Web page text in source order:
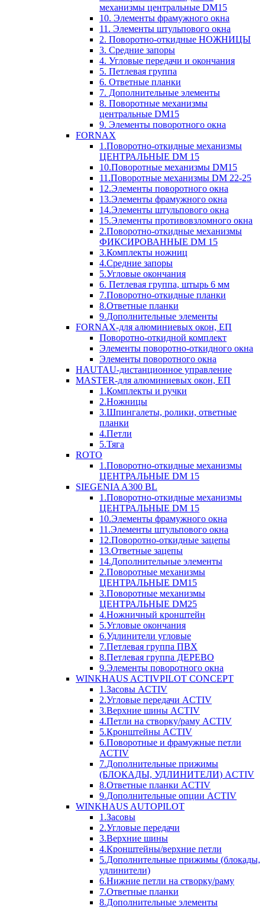
механизмы центральные DM15
10. Элементы фрамужного окна
11. Элементы штульпового окна
2. Поворотно-откидные НОЖНИЦЫ
3. Средние запоры
4. Угловые передачи и окончания
5. Петлевая группа
6. Ответные планки
7. Дополнительные элементы
8. Поворотные механизмы
центральные DM15
9. Элементы поворотного окна
FORNAX
1.Поворотно-откидные механизмы
ЦЕНТРАЛЬНЫЕ DM 15
10.Поворотные механизмы DM15
11.Поворотные механизмы DM 22-25
12.Элементы поворотного окна
13.Элементы фрамужного окна
14.Элементы штульпового окна
15.Элементы противовзломного окна
2.Поворотно-откидные механизмы
ФИКСИРОВАННЫЕ DM 15
3.Комплекты ножниц
4.Средние запоры
5.Угловые окончания
6. Петлевая группа, штырь 6 мм
7.Поворотно-откидные планки
8.Ответные планки
9.Дополнительные элементы
FORNAX-для алюминиевых окон, ЕП
Поворотно-откидной комплект
Элементы поворотно-откидного окна
Элементы поворотного окна
HAUTAU-дистанционное управление
MASTER-для алюминиевых окон, ЕП
1.Комплекты и ручки
2.Ножницы
3.Шпингалеты, ролики, ответные
планки
4.Петли
5.Тяга
ROTO
1.Поворотно-откидные механизмы
ЦЕНТРАЛЬНЫЕ DM 15
SIEGENIA A300 BL
1.Поворотно-откидные механизмы
ЦЕНТРАЛЬНЫЕ DM 15
10.Элементы фрамужного окна
11.Элементы штульпового окна
12.Поворотно-откидные зацепы
13.Ответные зацепы
14.Дополнительные элементы
2.Поворотные механизмы
ЦЕНТРАЛЬНЫЕ DM15
3.Поворотные механизмы
ЦЕНТРАЛЬНЫЕ DM25
4.Ножничный кронштейн
5.Угловые окончания
6.Удлинители угловые
7.Петлевая группа ПВХ
8.Петлевая группа ДЕРЕВО
9.Элементы поворотного окна
WINKHAUS ACTIVPILOT CONCEPT
1.Засовы ACTIV
2.Угловые передачи ACTIV
3.Верхние шины ACTIV
4.Петли на створку/раму ACTIV
5.Кронштейны ACTIV
6.Поворотные и фрамужные петли
ACTIV
7.Дополнительные прижимы
(БЛОКАДЫ, УДЛИНИТЕЛИ) ACTIV
8.Ответные планки ACTIV
9.Дополнительные опции ACTIV
WINKHAUS AUTOPILOT
1.Засовы
2.Угловые передачи
3.Верхние шины
4.Кронштейны/верхние петли
5.Дополнительные прижимы (блокады,
удлинители)
6.Нижние петли на створку/раму
7.Ответные планки
8.Дополнительные элементы